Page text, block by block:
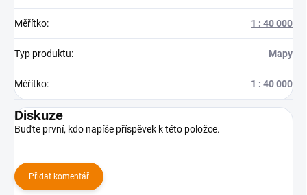
Měřítko: 1 : 40 000
Typ produktu: Mapy
Měřítko: 1 : 40 000
Diskuze
Buďte první, kdo napíše příspěvek k této položce.
Přidat komentář